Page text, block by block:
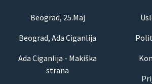
Beograd, 25.Maj
Beograd, Ada Ciganlija
Ada Ciganlija - Makiška
strana